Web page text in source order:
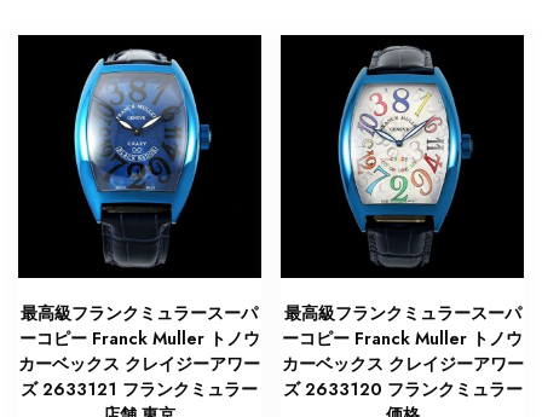
最高級フランクミュラースーパ
ーコピー Franck Muller トノウ
カーベックス クレイジーアワー
ズ 2633121 フランクミュラー
最高級フランクミュラースーパ
ーコピー Franck Muller トノウ
カーベックス クレイジーアワー
ズ 2633120 フランクミュラー